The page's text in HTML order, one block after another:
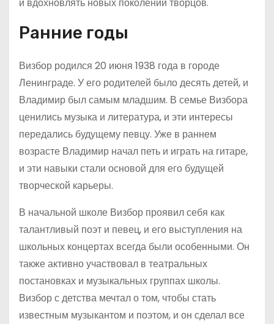
Ранние годы
Визбор родился 20 июня 1938 года в городе
Ленинграде. У его родителей было десять детей, и
Владимир был самым младшим. В семье Визбора
ценились музыка и литература, и эти интересы
передались будущему певцу. Уже в раннем
возрасте Владимир начал петь и играть на гитаре,
и эти навыки стали основой для его будущей
творческой карьеры.
В начальной школе Визбор проявил себя как
талантливый поэт и певец, и его выступления на
школьных концертах всегда были особенными. Он
также активно участвовал в театральных
постановках и музыкальных группах школы.
Визбор с детства мечтал о том, чтобы стать
известным музыкантом и поэтом, и он сделал все